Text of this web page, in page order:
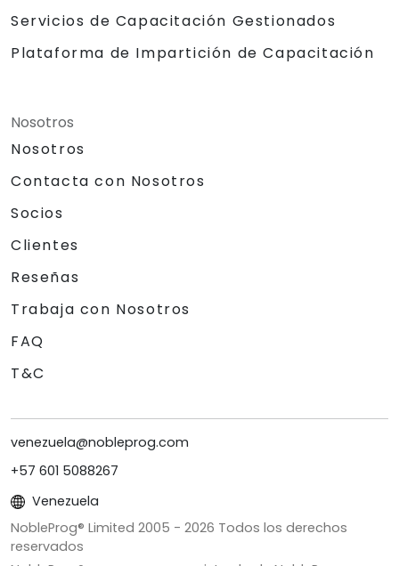
Servicios de Capacitación Gestionados
Plataforma de Impartición de Capacitación
Nosotros
Nosotros
Contacta con Nosotros
Socios
Clientes
Reseñas
Trabaja con Nosotros
FAQ
T&C
venezuela@nobleprog.com
+57 601 5088267
Venezuela
NobleProg® Limited 2005 - 2026 Todos los derechos
reservados